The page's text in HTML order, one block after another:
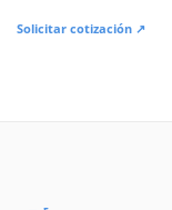
Solicitar cotización ↗